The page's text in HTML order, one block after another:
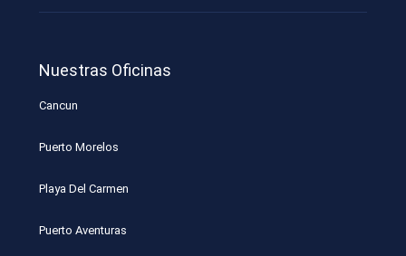
Nuestras Oficinas
Cancun
Puerto Morelos
Playa Del Carmen
Puerto Aventuras